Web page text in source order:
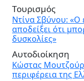
Τουρισμός
Ντίνα Σβύνου: «Ο
αποδείξει ότι
δυσκολίες»
Αυτοδιοίκηση
Κώστας
περιφέρεια της